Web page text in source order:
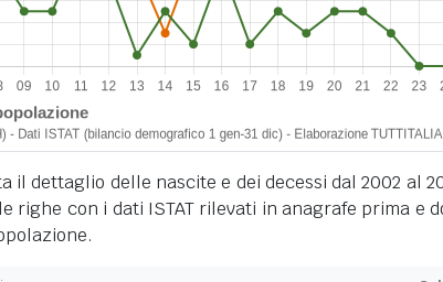
il dettaglio delle nascite e dei decessi dal 2002 al
righe con i dati ISTAT rilevati in anagrafe prima e